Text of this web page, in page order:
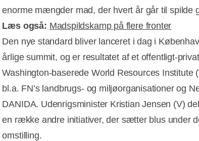
enorme mængder mad, der hvert år går til spilde
Læs også: Madspildskamp på flere fronter
Den nye standard bliver lanceret i dag i
årlige summit, og er resultatet af et offentligt-
Washington-baserede World Resources Institute
bl.a. FN’s landbrugs- og miljøorganisationer og
DANIDA. Udenrigsminister Kristian Jensen (V)
en række andre initiativer, der sætter blus under
omstilling.